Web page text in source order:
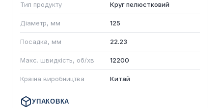
Тип продукту Круг пелюстковий
Діаметр, мм 125
Посадка, мм 22.23
Макс. швидкість, об/хв 12200
Країна виробництва Китай
УПАКОВКА